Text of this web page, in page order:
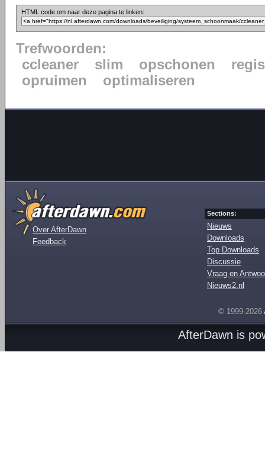
HTML code om naar deze pagina te linken:
Trefwoorden:
ccleaner
slim opschonen
opruimen
optimaliseren
Over AfterDawn
Feedback
Sections:
Nieuws
Downloads
Top Downloads
Discussie
Vraag en
Nieuws2.nl
© 1999-2026
AfterDawn is